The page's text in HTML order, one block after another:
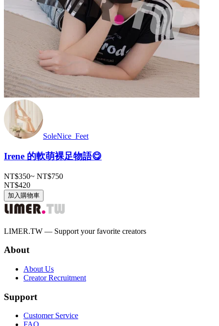
SoleNice_Feet
Irene 的軟萌裸足物語😋
NT$350~ NT$750
NT$420
加入購物車
LIMER.TW — Support your favorite creators
About
About Us
Creator Recruitment
Support
Customer Service